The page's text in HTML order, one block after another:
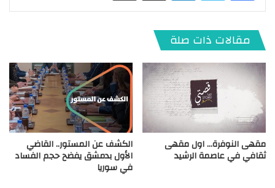
مقالات ذات صلة
مقهى النوفرة… اول مقهى
ثقافي في عاصمة الرشيد
الكشف عن المستور.. القاضي
الأول بدمشق يفضح حجم الفساد
في سوريا